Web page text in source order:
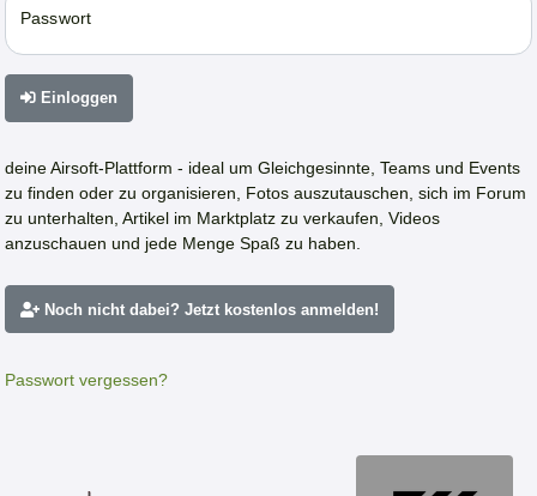
Passwort
Einloggen
deine Airsoft-Plattform - ideal um Gleichgesinnte, Teams und Events
zu finden oder zu organisieren, Fotos auszutauschen, sich im Forum
zu unterhalten, Artikel im Marktplatz zu verkaufen, Videos
anzuschauen und jede Menge Spaß zu haben.
Noch nicht dabei? Jetzt kostenlos anmelden!
Passwort vergessen?